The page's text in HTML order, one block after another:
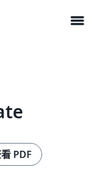
menu
PDF